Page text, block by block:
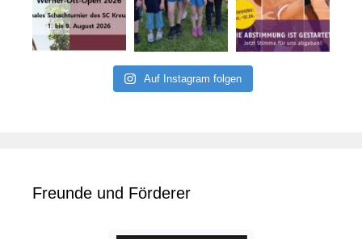
Auf Instagram folgen
Freunde und Förderer